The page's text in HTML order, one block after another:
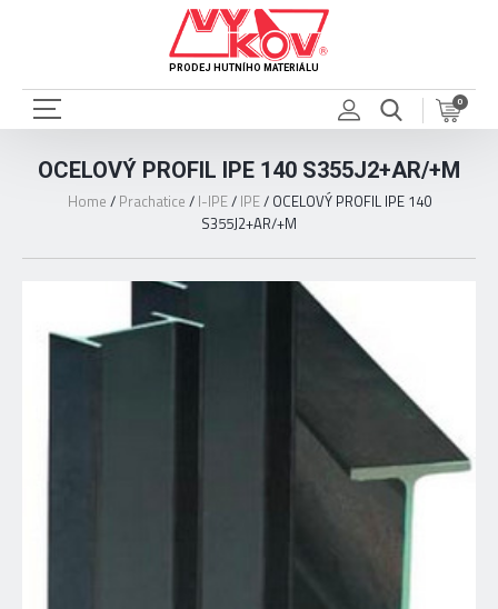
PRODEJ HUTNÍHO MATERIÁLU
0
OCELOVÝ PROFIL IPE 140 S355J2+AR/+M
Home / Prachatice / I-IPE/ IPE/ OCELOVÝ PROFIL IPE 140
S355J2+AR/+M